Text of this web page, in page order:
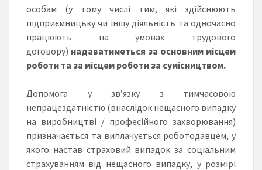
особам (у тому числі тим, які здійснюють
підприємницьку чи іншу діяльність та одночасно
працюють на умовах трудового
договору) надаватиметься за основним місцем
роботи та за місцем роботи за сумісництвом.
Допомога у зв’язку з тимчасовою
непрацездатністю (внаслідок нещасного випадку
на виробництві / професійного захворювання)
призначається та виплачується роботодавцем, у
якого настав страховий випадок за соціальним
страхуванням від нещасного випадку, у розмірі